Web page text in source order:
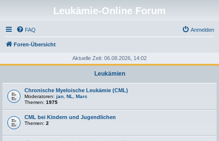
Leukämie-Online Forum
FAQ Anmelden
Foren-Übersicht
Aktuelle Zeit: 06.08.2026, 14:02
Leukämien
Chronische Myeloische Leukämie (CML)
Moderatoren: jan NL
Marc
Themen: 1975
CML bei Kindern und Jugendlichen
Themen: 2